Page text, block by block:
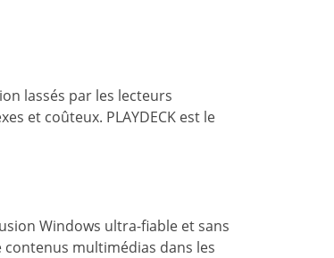
lassés par les lecteurs
et coûteux. PLAYDECK est le
Windows ultra-fiable et sans
multimédias dans les